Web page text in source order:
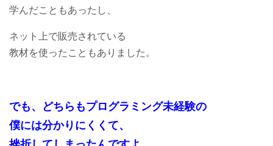
学んだこともあったし、
ネット上で販売されている
教材を使ったこともありました。
でも、どちらもプログラミング未経験の
僕には分かりにくくて、